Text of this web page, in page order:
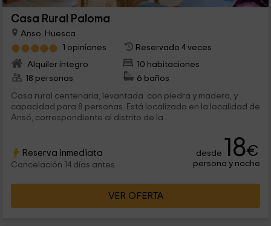
Casa Rural Paloma
Anso, Huesca
1 opiniones
Reservado 4 veces
Alquiler íntegro
10 habitaciones
18 personas
6 baños
Casa rural centenaria, levantada con piedra y madera, y
capacidad para 8 personas. Está localizada en la localidad de
Ansó, correspondiente al distrito de la...
Reserva inmediata
Cancelación 14 días antes
desde 18€
persona y noche
VER OFERTA